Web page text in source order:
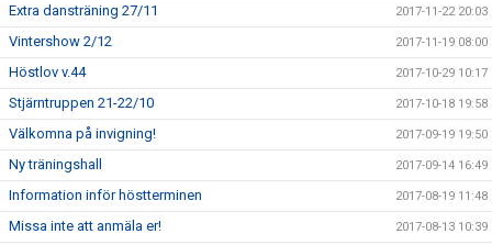
Extra dansträning 27/11 2017-11-22 20:03
Vintershow 2/12 2017-11-19 08:00
Höstlov v.44 2017-10-29 10:17
Stjärntruppen 21-22/10 2017-10-18 19:58
Välkomna på invigning! 2017-09-19 19:50
Ny träningshall 2017-09-14 16:49
Information inför höstterminen 2017-08-19 11:48
Missa inte att anmäla er! 2017-08-13 10:39